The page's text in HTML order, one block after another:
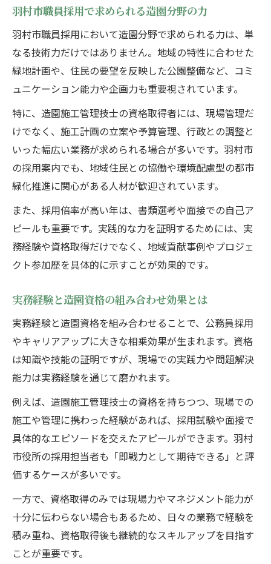
羽村市職員採用で求められる造園分野の力
羽村市職員採用において造園分野で求められる力は、単
なる技術力だけではありません。地域の特性に合わせた
緑地計画や、住民の要望を反映した公園整備など、コミ
ュニケーション能力や企画力も重要視されています。
特に、造園施工管理技士の資格取得者には、現場管理だ
けでなく、施工計画の立案や予算管理、行政との調整と
いった幅広い業務が求められる場合が多いです。羽村市
の採用案内でも、地域住民との協働や環境配慮型の都市
緑化推進に関心がある人材が歓迎されています。
また、採用倍率が高い年は、書類選考や面接での自己ア
ピールも重要です。実践的な力を証明するためには、実
務経験や資格取得だけでなく、地域貢献事例やプロジェ
クト参加歴を具体的に示すことが効果的です。
実務経験と造園資格の組み合わせ効果とは
実務経験と造園資格を組み合わせることで、公務員採用
やキャリアアップに大きな相乗効果が生まれます。資格
は知識や技能の証明ですが、現場での実践力や問題解決
能力は実務経験を通じて磨かれます。
例えば、造園施工管理技士の資格を持ちつつ、現場での
施工や管理に携わった経験があれば、採用試験や面接で
具体的なエピソードを交えたアピールができます。羽村
市役所の採用担当者も「即戦力として期待できる」と評
価するケースが多いです。
一方で、資格取得のみでは現場力やマネジメント能力が
十分に伝わらない場合もあるため、日々の業務で経験を
積み重ね、資格取得後も継続的なスキルアップを目指す
ことが重要です。